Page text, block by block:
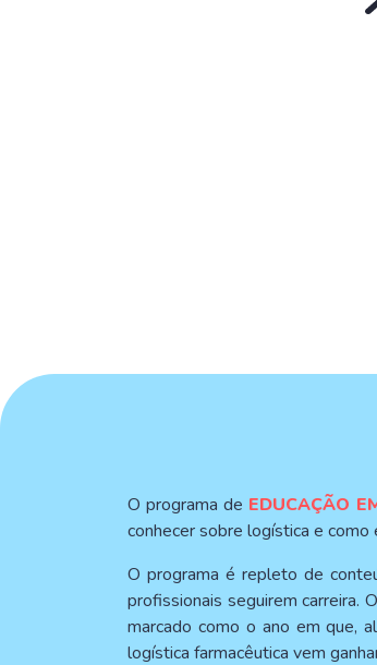
O programa de EDUCAÇÃO
conhecer sobre logística e
O programa é repleto de
profissionais seguirem carreira.
marcado como o ano em que,
logística farmacêutica vem